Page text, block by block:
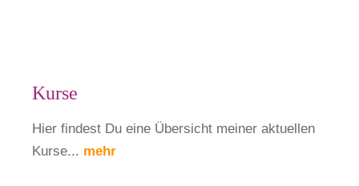
Kurse
Hier findest Du eine Übersicht meiner aktuellen
Kurse... mehr